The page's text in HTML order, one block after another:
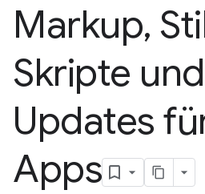
Markup,
Skripte und
Updates
Apps